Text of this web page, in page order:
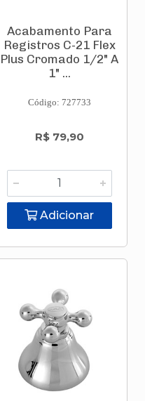
Acabamento Para
Registros C-21 Flex
Plus Cromado 1/2" A
1" ...
Código: 727733
R$ 79,90
Adicionar